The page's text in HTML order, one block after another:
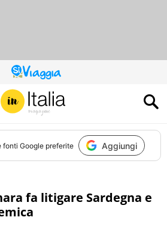
QUESTO
SITO
CONTRIBUISCE
ALL’AUDIENCE
DI
fonti Google preferite Aggiungi
fa litigare Sardegna e